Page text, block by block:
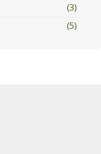
(3)
(5)